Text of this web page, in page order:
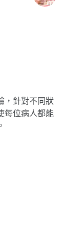
，針對不同狀
每位病人都能